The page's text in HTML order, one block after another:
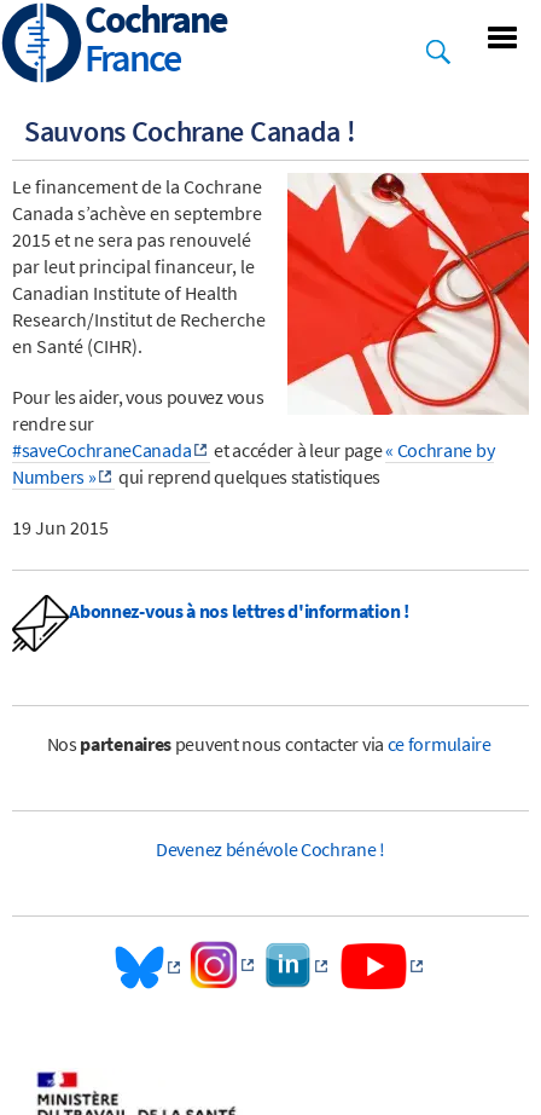
Skip
to
main
Cochrane
France
Sauvons Cochrane Canada !
Le financement de la Cochrane
Canada s’achève en septembre
2015 et ne sera pas renouvelé
par leut principal financeur, le
Canadian Institute of Health
Research/Institut de Recherche
en Santé (CIHR).
Pour les aider, vous pouvez vous
rendre sur
#saveCochraneCanada
et accéder à leur page« Cochrane by
Numbers »
qui reprend quelques statistiques
19 Jun 2015
Abonnez-vous à nos lettres d'information !
Nospartenaires peuvent nous contacter via ce formulaire
Devenez bénévole Cochrane !